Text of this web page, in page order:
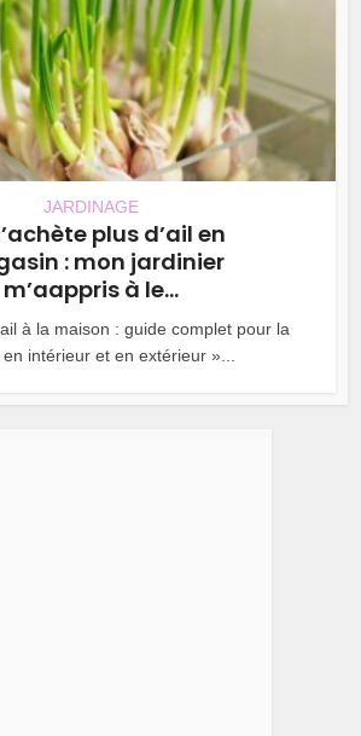
JARDINAGE
plus d’ail en
: mon jardinier
m’aappris à le...
à la maison : guide complet pour la
intérieur et en extérieur »...